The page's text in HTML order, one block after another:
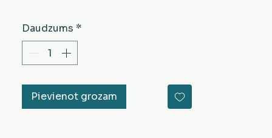
Daudzums *
Pievienot grozam